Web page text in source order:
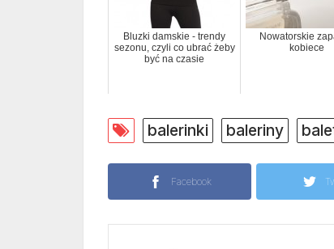
Bluzki damskie - trendy
sezonu, czyli co ubrać żeby
być na czasie
Nowatorskie
kobiece
balerinki baleriny
Facebook